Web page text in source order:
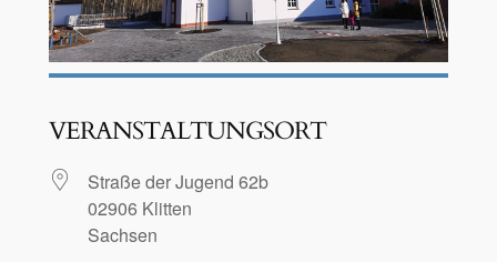
VERANSTALTUNGSORT
Straße der Jugend 62b
02906 Klitten
Sachsen